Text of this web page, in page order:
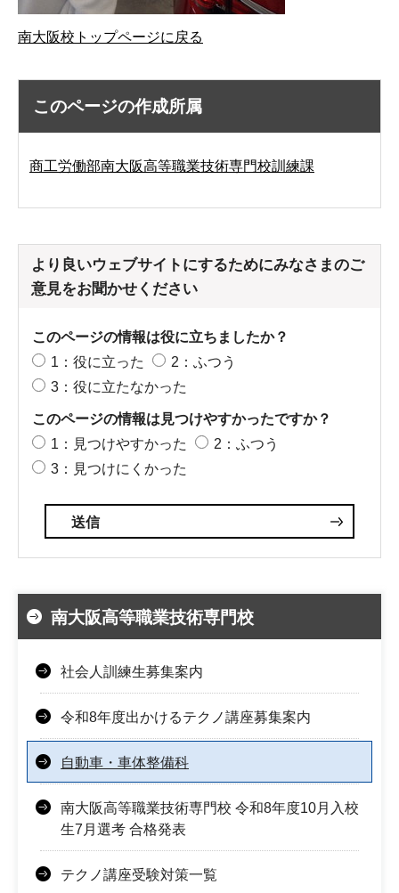
南大阪校トップページに戻る
このページの作成所属
商工労働部南大阪高等職業技術専門校訓練課
より良いウェブサイトにするためにみなさまのご
意見をお聞かせください
このページの情報は役に立ちましたか？
1：役に立った
2：ふつう
3：役に立たなかった
このページの情報は見つけやすかったですか？
1：見つけやすかった
2：ふつう
3：見つけにくかった
南大阪高等職業技術専門校
社会人訓練生募集案内
令和8年度出かけるテクノ講座募集案内
自動車・車体整備科
南大阪高等職業技術専門校 令和8年度10月入校
生7月選考 合格発表
テクノ講座受験対策一覧